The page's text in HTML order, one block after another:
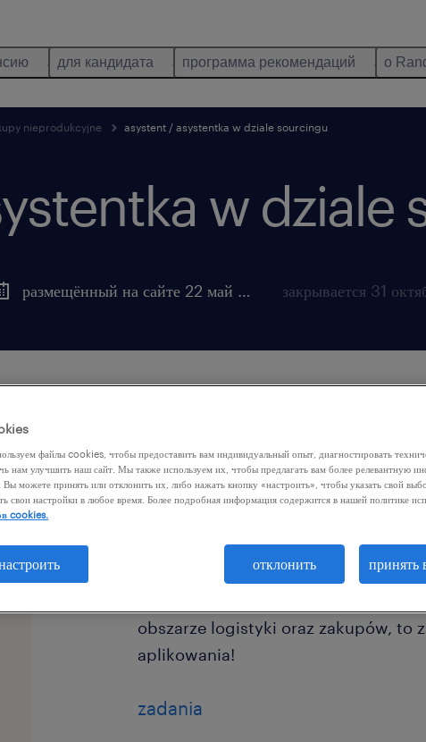
для кандидата программа рекомендаций о
nieprodukcyjne asystent / asystentka w dziale sourcingu
w dziale
размещённый на сайте 22 май 2026
Dla naszego Klienta, wiodącej firmy
Stargardzie, poszukujemy osoby
Asystentki w Dziale Sourcingu. Jeśli
komunikatywną, zorganizowaną i
obszarze logistyki oraz zakupów, to
aplikowania!
zadania
файлы cookies, чтобы предоставить вам индивидуальный опыт, диагностировать
нам улучшить наш сайт. Мы также используем их, чтобы предлагать вам более релевантную
Вы можете принять или отклонить их, либо нажать кнопку «настроить», чтобы указать свой
свои настройки в любое время. Более подробная информация содержится в нашей политике
cookies.
отклонить принять